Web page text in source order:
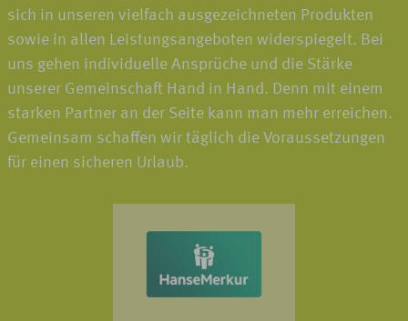
sich in unseren vielfach ausgezeichneten Produkten
sowie in allen Leistungsangeboten widerspiegelt. Bei
uns gehen individuelle Ansprüche und die Stärke
unserer Gemeinschaft Hand in Hand. Denn mit einem
starken Partner an der Seite kann man mehr erreichen.
Gemeinsam schaffen wir täglich die Voraussetzungen
für einen sicheren Urlaub.